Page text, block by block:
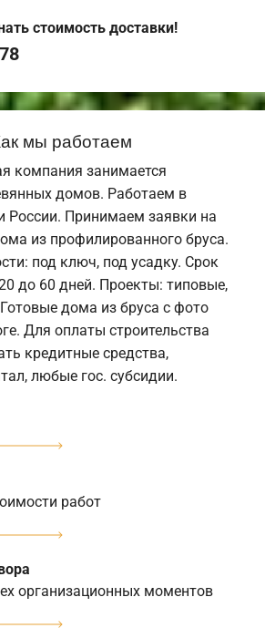
стоимость доставки!
мы работаем
компания занимается
домов. Работаем в
России. Принимаем заявки на
из профилированного бруса.
под ключ, под усадку. Срок
до 60 дней. Проекты: типовые,
дома из бруса с фото
Для оплаты строительства
кредитные средства,
любые гос. субсидии.
работ
организационных моментов